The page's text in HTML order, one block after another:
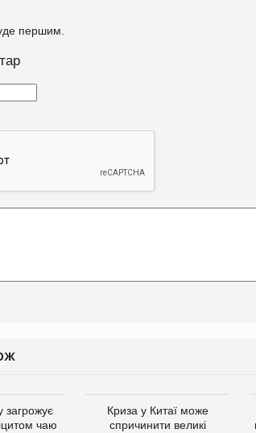
першим.
загрожує
чаю
Криза у Китаї може
спричинити великі